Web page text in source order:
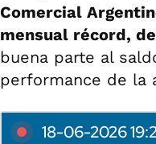
Comercial
mensual récord,
buena parte al
performance de la
18-06-2026